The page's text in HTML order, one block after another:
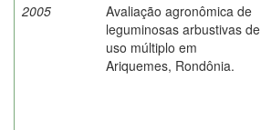
2005
Avaliação agronômica de
leguminosas arbustivas de
uso múltiplo em
Ariquemes, Rondônia.